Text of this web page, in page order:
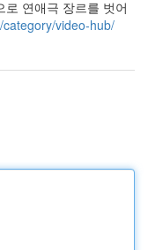
연애극 장르를 벗어
video-hub/